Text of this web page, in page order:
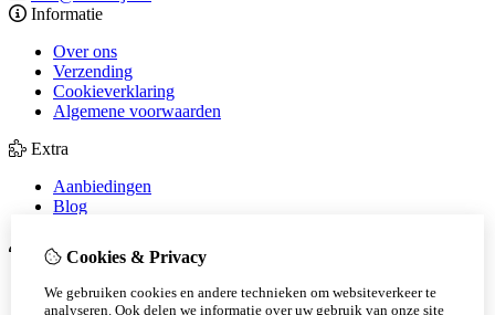
Informatie
Over ons
Verzending
Cookieverklaring
Algemene voorwaarden
Extra
Aanbiedingen
Blog
Mijn account
Bestelhistorie
Cookies & Privacy
We gebruiken cookies en andere technieken om websiteverkeer te
analyseren. Ook delen we informatie over uw gebruik van onze site